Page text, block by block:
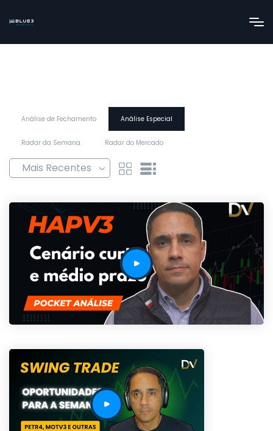
Análise de Fechamento Análise Especial
Radar da Semana Radar do Mercado